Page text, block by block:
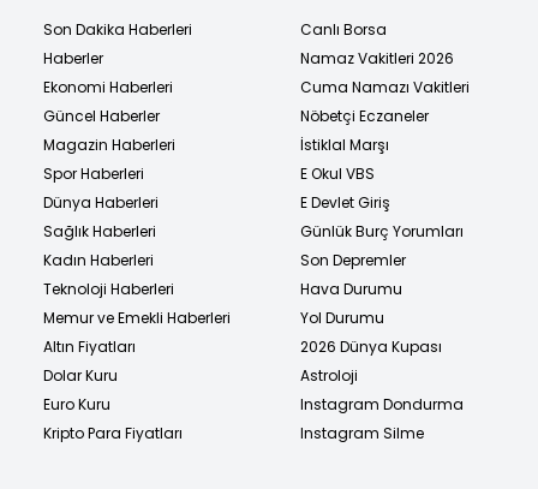
Son Dakika Haberleri
Haberler
Ekonomi Haberleri
Güncel Haberler
Magazin Haberleri
Spor Haberleri
Dünya Haberleri
Sağlık Haberleri
Kadın Haberleri
Teknoloji Haberleri
Memur ve Emekli Haberleri
Altın Fiyatları
Dolar Kuru
Euro Kuru
Kripto Para Fiyatları
Canlı Borsa
Namaz Vakitleri 2026
Cuma Namazı Vakitleri
Nöbetçi Eczaneler
İstiklal Marşı
E Okul VBS
E Devlet Giriş
Günlük Burç Yorumları
Son Depremler
Hava Durumu
Yol Durumu
2026 Dünya Kupası
Astroloji
Instagram Dondurma
Instagram Silme